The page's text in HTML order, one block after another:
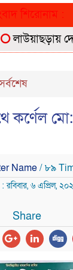
শিরোনাম :
দেখা
কর্ণেল
Name/ ৮৯
রবিবার, ৬ এপ্রিল,
Share